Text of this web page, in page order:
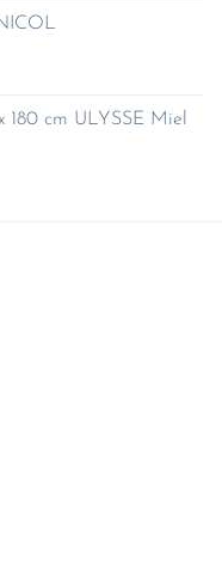
180 cm ULYSSE Miel